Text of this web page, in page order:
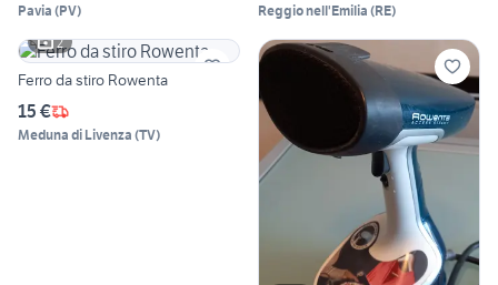
Pavia (PV) Reggio nell'Emilia (RE)
2
Ferro da stiro Rowenta
15 €
Meduna di Livenza (TV)